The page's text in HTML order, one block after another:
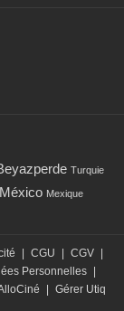
Turquie
Mexique
CGU CGV
Personnelles
Gérer Utiq